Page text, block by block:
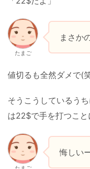
たまご
まさか
値切るも全然ダメで(
そうこうしているう
は22$で手を打つこと
悔しい